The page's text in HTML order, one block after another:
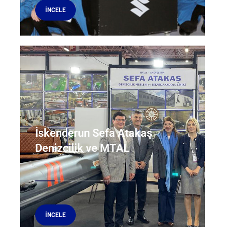
İNCELE
İskenderun Sefa Atakaş
Denizcilik ve MTAL
İNCELE